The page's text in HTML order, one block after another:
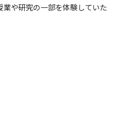
や研究の一部を体験していた